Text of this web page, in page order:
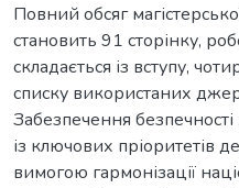
Повний обсяг
становить 91 сторінку,
складається із вступу,
списку використаних
Забезпечення
із ключових пріоритетів
вимогою гармонізації